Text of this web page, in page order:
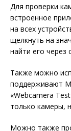
Для проверки
встроенное
на всех
щелкнуть на
найти его через
Также можно
поддерживают
«Webcamera
только камеры,
Можно также